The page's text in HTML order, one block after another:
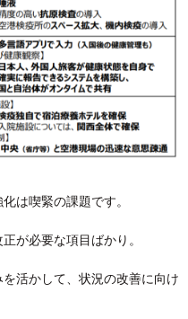
は喫緊の課題です。
が必要な項目ばかり。
活かして、状況の改善に向け